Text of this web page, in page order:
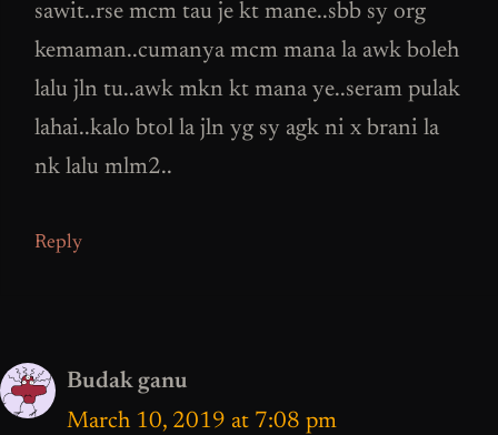
sawit..rse mcm tau je kt mane..sbb sy org
kemaman..cumanya mcm mana la awk boleh
lalu jln tu..awk mkn kt mana ye..seram pulak
lahai..kalo btol la jln yg sy agk ni x brani la
nk lalu mlm2..
Reply
Budak ganu
March 10, 2019 at 7:08 pm